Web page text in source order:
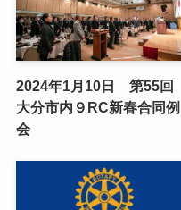
2024年1月10日 第55回
大分市内９RC新春合同例
会